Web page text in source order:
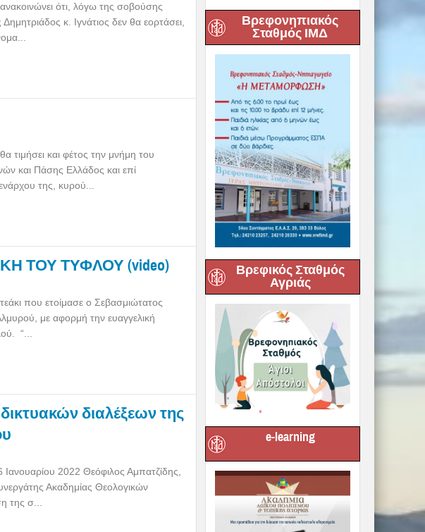
ότι, λόγω της σοβούσης
κ. Ιγνάτιος δεν θα εορτάσει,
τιμήσει και φέτος την μνήμη του
και Πάσης Ελλάδος και επί
της, κυρού...
ΤΟΥ ΤΥΦΛΟΥ (video)
που ετοίμασε ο Σεβασμιώτατος
με αφορμή την ευαγγελική
“...
διαλέξεων της
2022 Θεόφιλος Αμπατζίδης,
Ακαδημίας Θεολογικών
της σ...
Βρεφονηπιακός
Σταθμός ΙΜΔ
Βρεφικός Σταθμός
Αγριάς
e-learning